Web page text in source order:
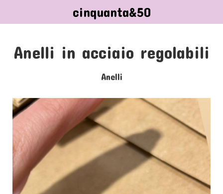
cinquanta&50
Anelli in acciaio regolabili
Anelli